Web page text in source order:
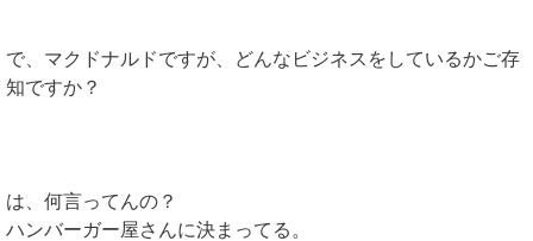
で、マクドナルドですが、どんなビジネスをしているかご存
知ですか？
は、何言ってんの？
ハンバーガー屋さんに決まってる。